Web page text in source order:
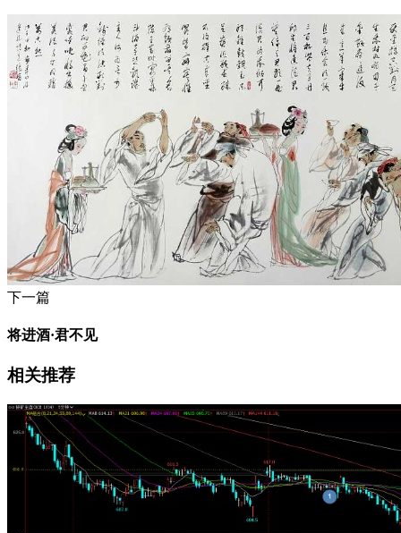
下一篇
将进酒·君不见
相关推荐